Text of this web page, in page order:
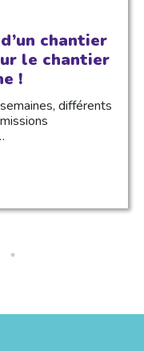
chantier
le chantier
!
différents